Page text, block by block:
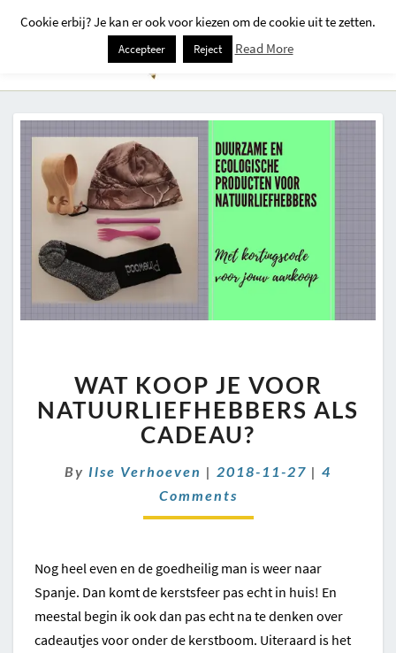
KOOP
JE
VOOR
NATUURLIEFHEBBERS
CADEAU?
WAT KOOP JE VOOR
NATUURLIEFHEBBERS ALS
CADEAU?
By Ilse Verhoeven | 2018-11-27 | 4
Comments
Nog heel even en de goedheilig man is weer naar
Spanje. Dan komt de kerstsfeer pas echt in huis! En
meestal begin ik ook dan pas echt na te denken over
cadeautjes voor onder de kerstboom. Uiteraard is het
Cookie erbij? Je kan er ook voor kiezen om de cookie uit te zetten.
Accepteer Reject Read More